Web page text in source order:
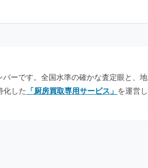
ーです。全国水準の確かな査定眼と、地
化した
「厨房買取専用サービス」 を運営し